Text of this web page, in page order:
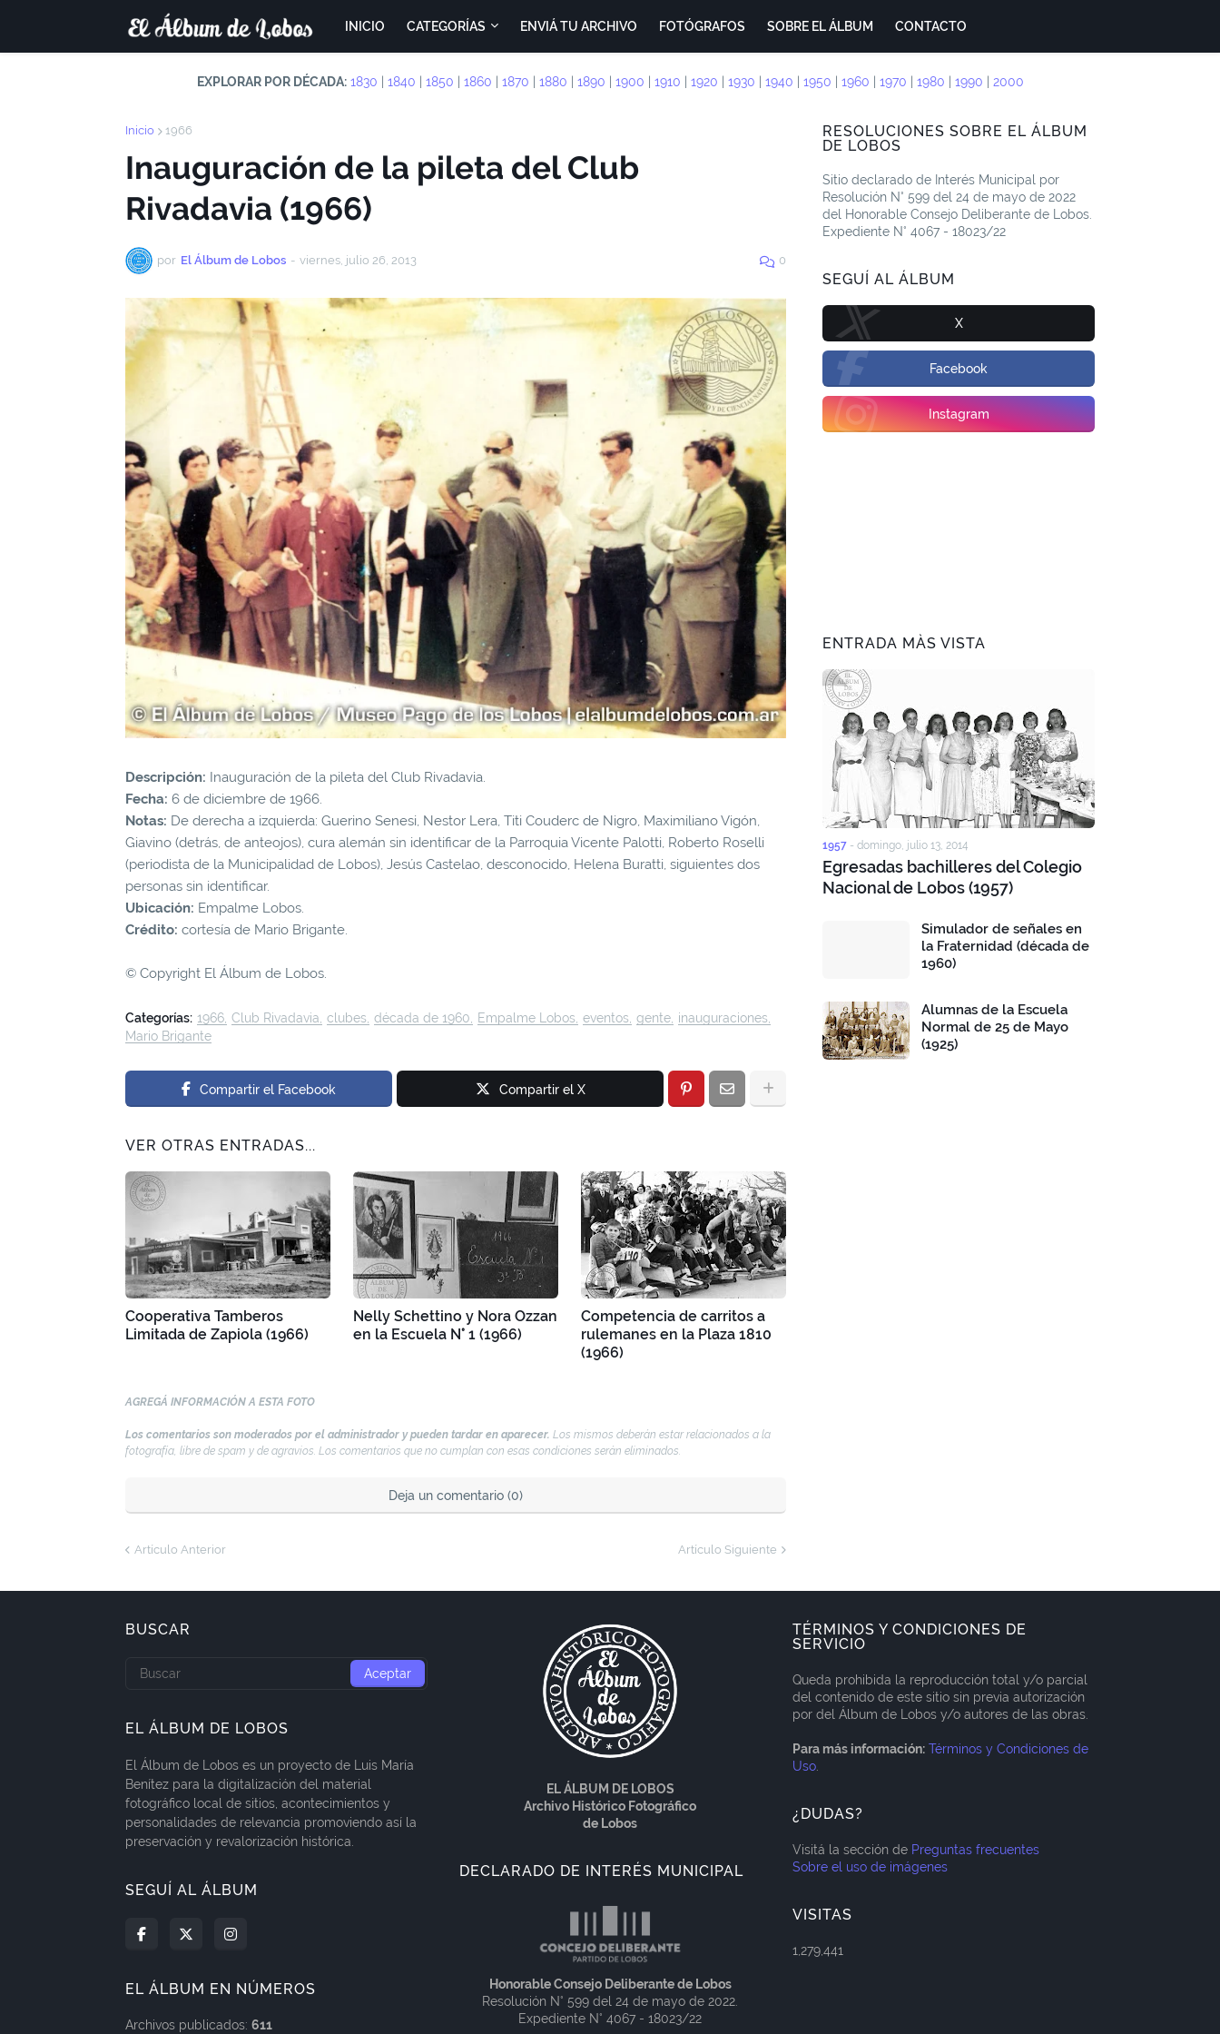
INICIO CATEGORÍAS ENVIÁ TU ARCHIVO FOTÓGRAFOS SOBRE EL ÁLBUM CONTACTO
EXPLORAR POR DÉCADA: 1830 1840 1850 1860 1870 1880 1890 1900 1910 1920 1930 1940 1950 1960 1970 1980 1990 2000
Inicio 1966
Inauguración de la pileta del Club
Rivadavia (1966)
por El Álbum de Lobos - viernes, julio 26, 2013 0
Descripción: Inauguración de la pileta del Club Rivadavia.
Fecha: 6 de diciembre de 1966.
Notas: De derecha a izquierda: Guerino Senesi, Nestor Lera, Titi Couderc de Nigro, Maximiliano Vigón,
Giavino (detrás, de anteojos), cura alemán sin identificar de la Parroquia Vicente Palotti, Roberto Roselli
(periodista de la Municipalidad de Lobos), Jesús Castelao, desconocido, Helena Buratti, siguientes dos
personas sin identificar.
Ubicación: Empalme Lobos.
Crédito: cortesía de Mario Brigante.
© Copyright El Álbum de Lobos.
Categorías: 1966 Club Rivadavia clubes década de 1960 Empalme Lobos eventos gente inauguraciones
Mario Brigante
Compartir el Facebook Compartir el X
VER OTRAS ENTRADAS...
Cooperativa Tamberos
Limitada de Zapiola (1966)
Nelly Schettino y Nora Ozzan
en la Escuela N° 1 (1966)
Competencia de carritos a
rulemanes en la Plaza 1810
(1966)
AGREGÁ INFORMACIÓN A ESTA FOTO
Los comentarios son moderados por el administrador y pueden tardar en aparecer. Los mismos deberán estar relacionados a la
fotografía, libre de spam y de agravios. Los comentarios que no cumplan con esas condiciones serán eliminados.
Deja un comentario (0)
Artículo Anterior Artículo Siguiente
RESOLUCIONES SOBRE EL ÁLBUM
DE LOBOS
Sitio declarado de Interés Municipal por
Resolución N° 599 del 24 de mayo de 2022
del Honorable Consejo Deliberante de Lobos.
Expediente N° 4067 - 18023/22
SEGUÍ AL ÁLBUM
X
Facebook
Instagram
ENTRADA MÀS VISTA
1957 - domingo, julio 13, 2014
Egresadas bachilleres del Colegio
Nacional de Lobos (1957)
Simulador de señales en
la Fraternidad (década de
1960)
Alumnas de la Escuela
Normal de 25 de Mayo
(1925)
BUSCAR
EL ÁLBUM DE LOBOS
El Álbum de Lobos es un proyecto de Luis María
Benítez para la digitalización del material
fotográfico local de sitios, acontecimientos y
personalidades de relevancia promoviendo así la
preservación y revalorización histórica.
SEGUÍ AL ÁLBUM
EL ÁLBUM EN NÚMEROS
Archivos publicados: 611
EL ÁLBUM DE LOBOS
Archivo Histórico Fotográfico
de Lobos
DECLARADO DE INTERÉS MUNICIPAL
Honorable Consejo Deliberante de Lobos
Resolución N° 599 del 24 de mayo de 2022.
Expediente N° 4067 - 18023/22
TÉRMINOS Y CONDICIONES DE
SERVICIO
Queda prohibida la reproducción total y/o parcial
del contenido de este sitio sin previa autorización
por del Álbum de Lobos y/o autores de las obras.
Para más información: Términos y Condiciones de
Uso
¿DUDAS?
Visitá la sección de Preguntas frecuentes
Sobre el uso de imágenes
VISITAS
1,279,441